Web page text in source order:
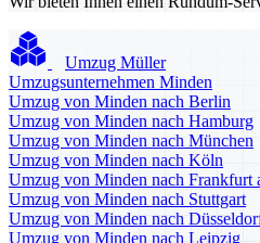
Umzug Müller
Umzugsunternehmen Minden
Umzug von Minden nach Berlin
Umzug von Minden nach Hamburg
Umzug von Minden nach München
Umzug von Minden nach Köln
Umzug von Minden nach Frankfurt
Umzug von Minden nach Stuttgart
Umzug von Minden nach
Umzug von Minden nach Leipzig